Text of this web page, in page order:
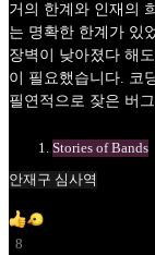
거의 한계와 인재의
는 명확한 한계가 있
장벽이 낮아졌다 해
이 필요했습니다. 코
필연적으로 잦은 버
Stories of Bands
안재구 심사역
8